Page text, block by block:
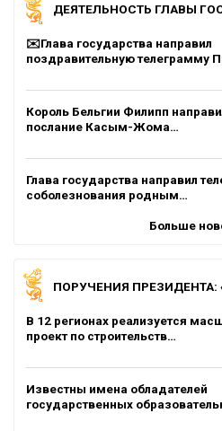
ДЕЯТЕЛЬНОСТЬ ГЛАВЫ
✉️Глава государства направил
поздравительную телеграмму
Король Бельгии Филипп
послание Касым-Жома…
Глава государства направил
соболезнования родным…
Больше
ПОРУЧЕНИЯ ПРЕЗИДЕНТА:
В 12 регионах реализуется
проект по строительств…
Известны имена обладателей
государственных